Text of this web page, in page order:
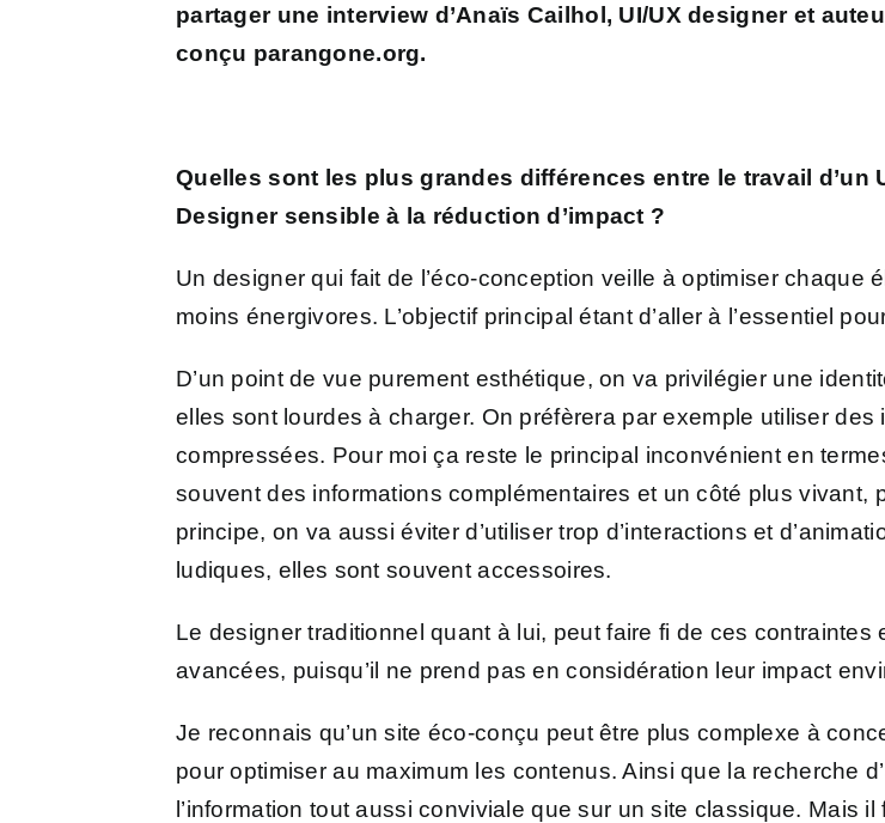
partager une interview d’Anaïs Cailhol, UI/UX designer et
conçu parangone.org.
Quelles sont les plus grandes différences entre le travail d’un
Designer sensible à la réduction d’impact ?
Un designer qui fait de l’éco-conception veille à optimiser chaque
moins énergivores. L’objectif principal étant d’aller à l’essentiel
D’un point de vue purement esthétique, on va privilégier une
elles sont lourdes à charger. On préfèrera par exemple utiliser
compressées. Pour moi ça reste le principal inconvénient en
souvent des informations complémentaires et un côté plus vivant,
principe, on va aussi éviter d’utiliser trop d’interactions et
ludiques, elles sont souvent accessoires.
Le designer traditionnel quant à lui, peut faire fi de ces
avancées, puisqu’il ne prend pas en considération leur impact
Je reconnais qu’un site éco-conçu peut être plus complexe à
pour optimiser au maximum les contenus. Ainsi que la recherche
l’information tout aussi conviviale que sur un site classique. Mais il